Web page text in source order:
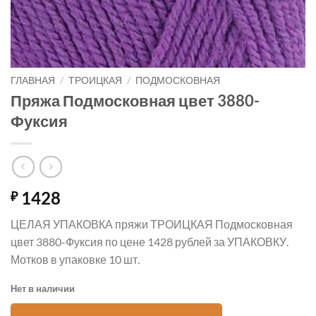
ГЛАВНАЯ / ТРОИЦКАЯ / ПОДМОСКОВНАЯ
Пряжа Подмосковная цвет 3880-
Фуксия
₽1428
ЦЕЛАЯ УПАКОВКА пряжи ТРОИЦКАЯ Подмосковная
цвет 3880-Фуксия по цене 1428 рублей за УПАКОВКУ.
Мотков в упаковке 10 шт.
Нет в наличии